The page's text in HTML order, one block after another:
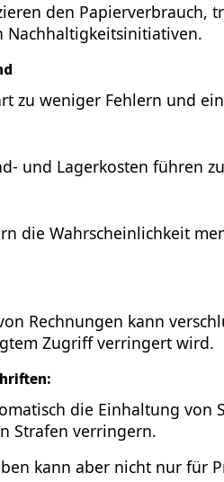
den Papierverbrauch,
Nachhaltigkeitsinitiativen.
zu weniger Fehlern und
und Lagerkosten führen
die Wahrscheinlichkeit
Rechnungen kann
Zugriff verringert wird.
die Einhaltung von
Strafen verringern.
kann aber nicht nur für